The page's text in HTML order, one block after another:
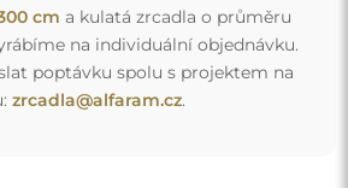
cm a kulatá zrcadla o průměru
na individuální objednávku.
poptávku spolu s projektem na
zrcadla@alfaram.cz.